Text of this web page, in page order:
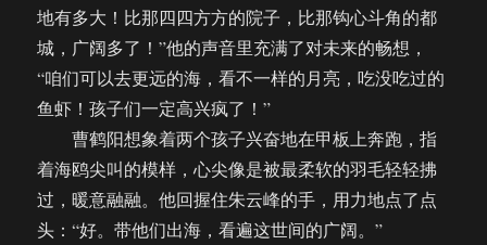
地有多大！比那四四方方的院子，比那钩心斗角的都
城，广阔多了！”他的声音里充满了对未来的畅想，
“咱们可以去更远的海，看不一样的月亮，吃没吃过的
鱼虾！孩子们一定高兴疯了！”
曹鹤阳想象着两个孩子兴奋地在甲板上奔跑，指
着海鸥尖叫的模样，心尖像是被最柔软的羽毛轻轻拂
过，暖意融融。他回握住朱云峰的手，用力地点了点
头：“好。带他们出海，看遍这世间的广阔。”